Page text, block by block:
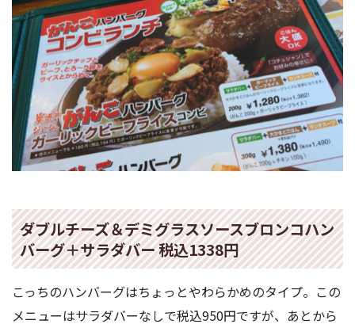
ダブルチーズ＆デミグラスソースブロンコハン
バーグ＋サラダバー 税込1338円
こっちのハンバーグはちょっとやわらかめのタイプ。この
メニューはサラダバーなしで税込950円ですが、あとから